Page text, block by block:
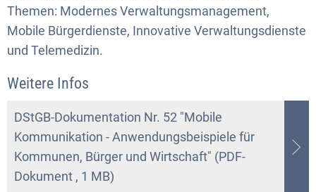
Themen: Modernes Verwaltungsmanagement,
Mobile Bürgerdienste, Innovative Verwaltungsdienste
und Telemedizin.
Weitere Infos
DStGB-Dokumentation Nr. 52 "Mobile
Kommunikation - Anwendungsbeispiele für
Kommunen, Bürger und Wirtschaft" (PDF-
Dokument , 1 MB)